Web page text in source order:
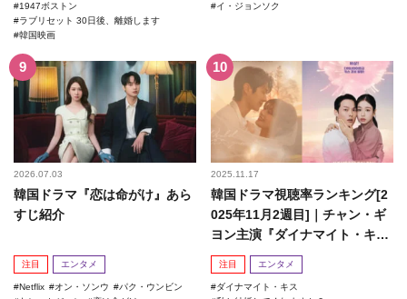
1947ボストン
ラブリセット 30日後、離婚します
韓国映画
イ・ジョンソク
2026.07.03
韓国ドラマ『恋は命がけ』あら
すじ紹介
注目 エンタメ
Netflix オン・ソンウ
パク・ウンビン
2025.11.17
韓国ドラマ視聴率ランキング[2
025年11月2週目]｜チャン・ギ
ヨン主演『ダイナマイト・キ
ス』がランクイン！
注目 エンタメ
ダイナマイト・キス